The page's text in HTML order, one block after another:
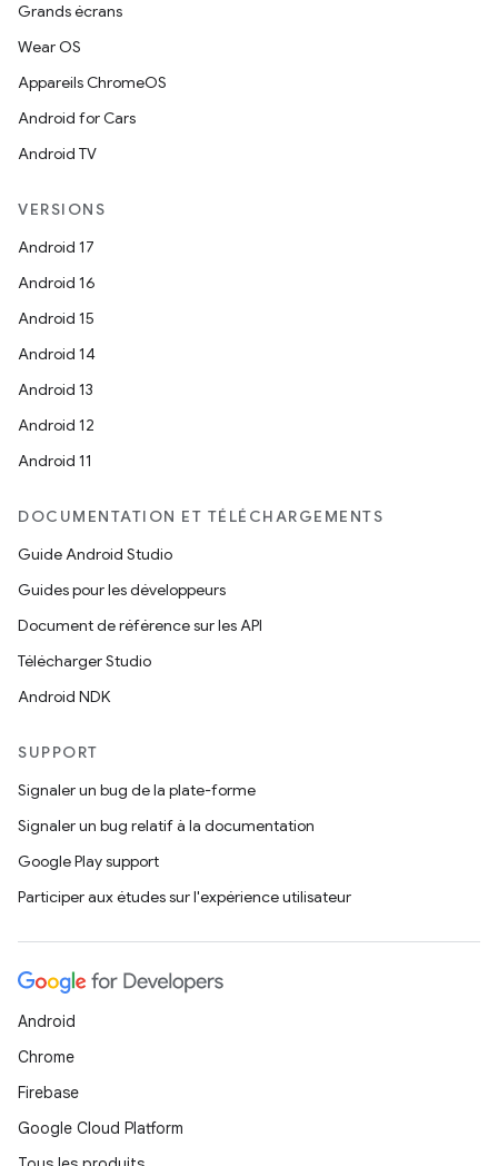
Grands écrans
Wear OS
Appareils ChromeOS
Android for Cars
Android TV
VERSIONS
Android 17
Android 16
Android 15
Android 14
Android 13
Android 12
Android 11
DOCUMENTATION ET TÉLÉCHARGEMENTS
Guide Android Studio
Guides pour les développeurs
Document de référence sur les API
Télécharger Studio
Android NDK
SUPPORT
Signaler un bug de la plate-forme
Signaler un bug relatif à la documentation
Google Play support
Participer aux études sur l'expérience utilisateur
Android
Chrome
Firebase
Google Cloud Platform